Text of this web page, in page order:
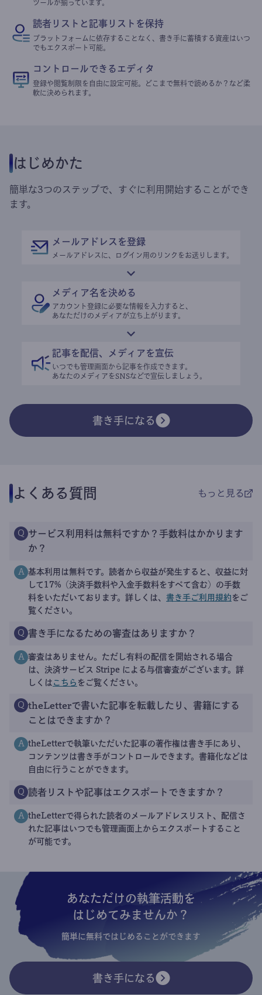
ツールが揃っています。
読者リストと記事リストを保持
プラットフォームに依存することなく、書き手に蓄積する資産はいつ
でもエクスポート可能。
コントロールできるエディタ
登録や閲覧制限を自由に設定可能。どこまで無料で読めるか？など柔
軟に決められます。
はじめかた
簡単な3つのステップで、すぐに利用開始することができ
ます。
メールアドレスを登録
メールアドレスに、ログイン用のリンクをお送りします。
メディア名を決める
アカウント登録に必要な情報を入力すると、
あなただけのメディアが立ち上がります。
記事を配信、メディアを宣伝
いつでも管理画面から記事を作成できます。
あなたのメディアをSNSなどで宣伝しましょう。
書き手になる
よくある質問 もっと見る
Q サービス利用料は無料ですか？手数料はかかります
か？
A 基本利用は無料です。読者から収益が発生すると、収益に対
して17%（決済手数料や入金手数料をすべて含む）の手数
料をいただいております。詳しくは、 書き手ご利用規約 をご
覧ください。
Q 書き手になるための審査はありますか？
A 審査はありません。ただし有料の配信を開始される場合
は、決済サービス Stripe による与信審査がございます。詳
しくは こちら をご覧ください。
Q theLetterで書いた記事を転載したり、書籍にする
ことはできますか？
A theLetterで執筆いただいた記事の著作権は書き手にあり、
コンテンツは書き手がコントロールできます。書籍化などは
自由に行うことができます。
Q 読者リストや記事はエクスポートできますか？
A theLetterで得られた読者のメールアドレスリスト、配信さ
れた記事はいつでも管理画面上からエクスポートすること
が可能です。
あなただけの執筆活動を
はじめてみませんか？
簡単に無料ではじめることができます
書き手になる